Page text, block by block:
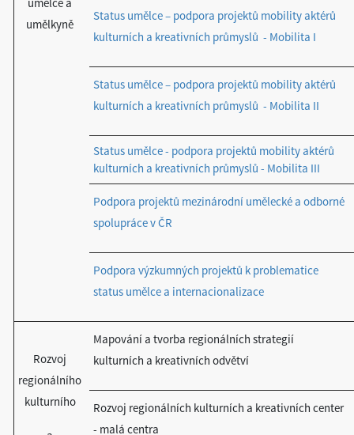
umělkyně
Status umělce – podpora projektů mobility aktérů
kulturních a kreativních průmyslů - Mobilita I
Status umělce – podpora projektů mobility aktérů
kulturních a kreativních průmyslů - Mobilita II
Status umělce - podpora projektů mobility aktérů
kulturních a kreativních průmyslů - Mobilita III
Podpora projektů mezinárodní umělecké a odborné
spolupráce v ČR
Podpora výzkumných projektů k problematice
status umělce a internacionalizace
Rozvoj
regionálního
kulturního
Mapování a tvorba regionálních strategií
kulturních a kreativních odvětví
Rozvoj regionálních kulturních a kreativních center
- malá centra